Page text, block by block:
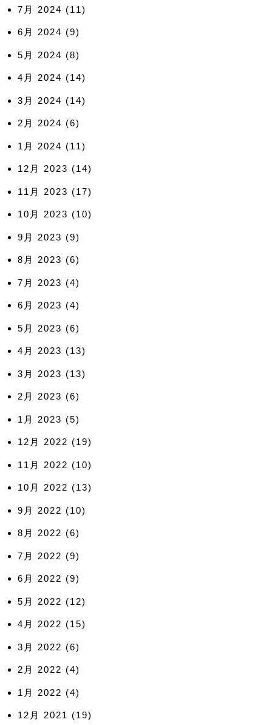
7月 2024 (11)
6月 2024 (9)
5月 2024 (8)
4月 2024 (14)
3月 2024 (14)
2月 2024 (6)
1月 2024 (11)
12月 2023 (14)
11月 2023 (17)
10月 2023 (10)
9月 2023 (9)
8月 2023 (6)
7月 2023 (4)
6月 2023 (4)
5月 2023 (6)
4月 2023 (13)
3月 2023 (13)
2月 2023 (6)
1月 2023 (5)
12月 2022 (19)
11月 2022 (10)
10月 2022 (13)
9月 2022 (10)
8月 2022 (6)
7月 2022 (9)
6月 2022 (9)
5月 2022 (12)
4月 2022 (15)
3月 2022 (6)
2月 2022 (4)
1月 2022 (4)
12月 2021 (19)